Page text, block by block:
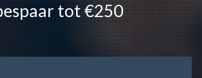
tot €250